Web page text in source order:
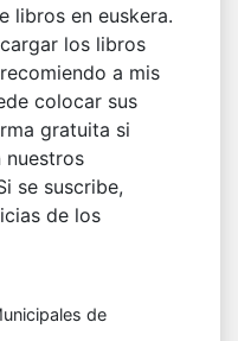
libros en euskera.
los libros
a mis
colocar sus
gratuita si
nuestros
se suscribe,
de los
de